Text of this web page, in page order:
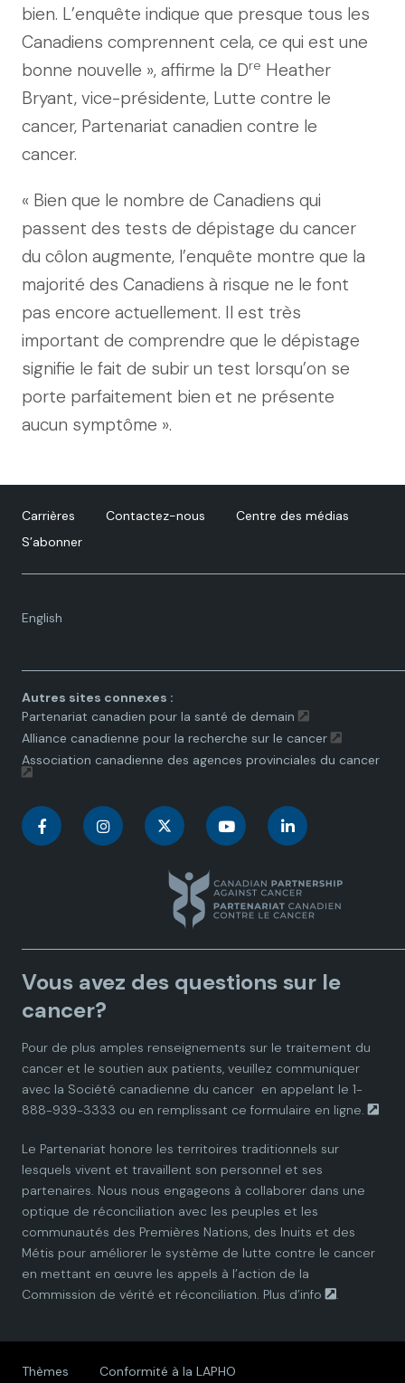
bien. L’enquête indique que presque tous les
Canadiens comprennent cela, ce qui est une
bonne nouvelle », affirme la Dre Heather
Bryant, vice-présidente, Lutte contre le
cancer, Partenariat canadien contre le
cancer.
« Bien que le nombre de Canadiens qui
passent des tests de dépistage du cancer
du côlon augmente, l’enquête montre que la
majorité des Canadiens à risque ne le font
pas encore actuellement. Il est très
important de comprendre que le dépistage
signifie le fait de subir un test lorsqu’on se
porte parfaitement bien et ne présente
aucun symptôme ».
Carrières Contactez-nous
Centre des médias
S’abonner
English
Language
Autres sites connexes :
Partenariat canadien pour la santé de demain
Alliance canadienne pour la recherche sur le cancer
Association canadienne des agences provinciales du cancer
C
a
d
a
n
P
a
r
t
e
C
a
d
a
n
P
a
r
t
e
n
a
d
a
n
P
a
r
t
e
C
n
a
d
a
n
P
a
r
t
e
C
n
a
d
a
n
P
a
r
t
Vous avez des questions sur le
cancer?
Pour de plus amples renseignements sur le traitement du
cancer et le soutien aux patients, veuillez communiquer
avec la Société canadienne du cancer en appelant le 1-
888-939-3333 ou en remplissant ce formulaire en ligne.
Le Partenariat honore les territoires traditionnels sur
lesquels vivent et travaillent son personnel et ses
partenaires. Nous nous engageons à collaborer dans une
optique de réconciliation avec les peuples et les
communautés des Premières Nations, des Inuits et des
Métis pour améliorer le système de lutte contre le cancer
en mettant en œuvre les appels à l’action de la
Commission de vérité et réconciliation. Plus d’info .
Thèmes Conformité à la LAPHO